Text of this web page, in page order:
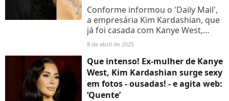
Conforme informou o 'Daily Mail',
a empresária Kim Kardashian, que
já foi casada com Kanye West,
deseja a todo custo tirar Bianca
Censori 'das garras' do rapper
polêmico. Entenda:
8 de abril de 2025
Que intenso! Ex-mulher de Kanye
West, Kim Kardashian surge sexy
em fotos - ousadas! - e agita web:
‘Quente’